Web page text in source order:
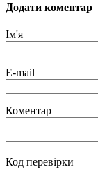
Додати коментар
Ім'я
E-mail
Коментар
Код перевірки